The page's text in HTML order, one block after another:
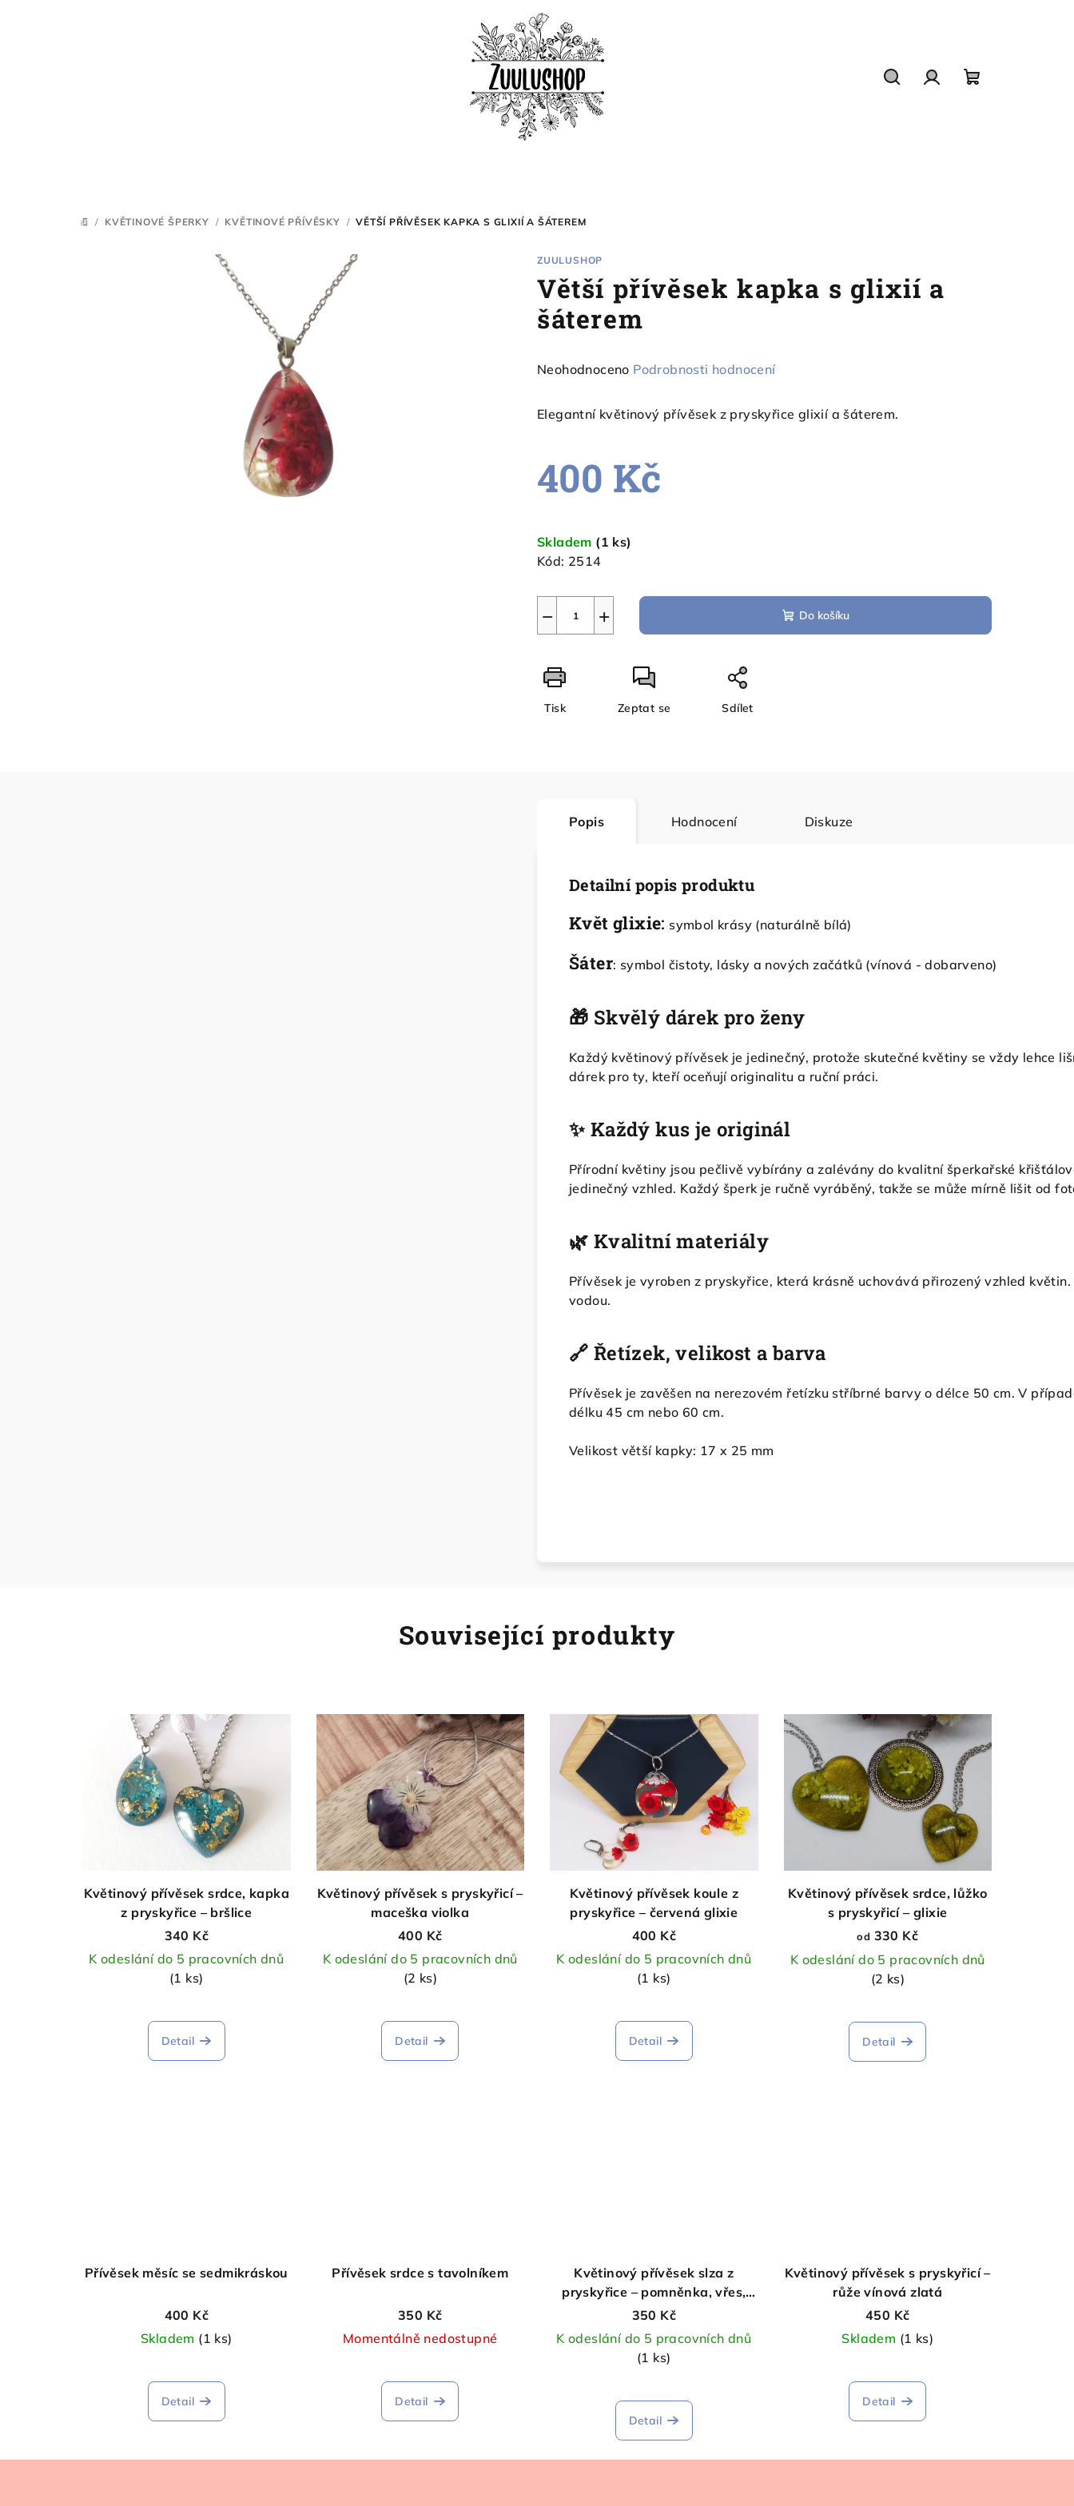
DOMŮ
/ KVĚTINOVÉ ŠPERKY / KVĚTINOVÉ PŘÍVĚSKY / VĚTŠÍ PŘÍVĚSEK KAPKA S GLIXIÍ A ŠÁTEREM
ZUULUSHOP
Větší přívěsek kapka s glixií a
šáterem
Průměrné
produktu
5
Neohodnoceno Podrobnosti hodnocení
Elegantní květinový přívěsek z pryskyřice glixií a šáterem.
400 Kč
cena:
Skladem (1 ks)
Kód: 2514
+
− Do košíku
Tisk Zeptat se Sdílet
Popis Hodnocení Diskuze
Detailní popis produktu
Květ glixie: symbol krásy (naturálně bílá)
Šáter: symbol čistoty, lásky a nových začátků (vínová - dobarveno)
🎁 Skvělý dárek pro ženy
Každý květinový přívěsek je jedinečný, protože skutečné květiny se vždy lehce
dárek pro ty, kteří oceňují originalitu a ruční práci.
✨ Každý kus je originál
Přírodní květiny jsou pečlivě vybírány a zalévány do kvalitní šperkařské
jedinečný vzhled. Každý šperk je ručně vyráběný, takže se může mírně lišit od
🌿 Kvalitní materiály
Přívěsek je vyroben z pryskyřice, která krásně uchovává přirozený vzhled
vodou.
🔗 Řetízek, velikost a barva
Přívěsek je zavěšen na nerezovém řetízku stříbrné barvy o délce 50 cm. V
délku 45 cm nebo 60 cm.
Velikost větší kapky: 17 x 25 mm
Související produkty
Květinový přívěsek srdce, kapka
z pryskyřice – bršlice
340 Kč
K odeslání do 5 pracovních dnů
(1 ks)
Detail
Květinový přívěsek s pryskyřicí –
maceška violka
400 Kč
K odeslání do 5 pracovních dnů
(2 ks)
Detail
Květinový přívěsek koule z
pryskyřice – červená glixie
400 Kč
K odeslání do 5 pracovních dnů
(1 ks)
Detail
Květinový přívěsek srdce, lůžko
s pryskyřicí – glixie
od 330 Kč
K odeslání do 5 pracovních dnů
(2 ks)
Detail
Přívěsek měsíc se sedmikráskou
400 Kč
Skladem (1 ks)
Detail
Přívěsek srdce s tavolníkem
350 Kč
Momentálně nedostupné
Detail
Květinový přívěsek slza z
pryskyřice – pomněnka, vřes,
broom bloom a kapradí
350 Kč
K odeslání do 5 pracovních dnů
(1 ks)
Detail
Květinový přívěsek s pryskyřicí –
růže vínová zlatá
450 Kč
Skladem (1 ks)
hodnocení
produktu
je
z
Detail